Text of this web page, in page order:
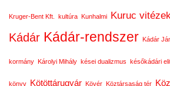
Kruger-Bent Kft. kultúra Kunhalmi Kuruc
Kádár Kádár-rendszer Kádár
kormány Károlyi Mihály kései dualizmus későkádári
könyv Kötöttárugyár Kövér Köztársaság tér